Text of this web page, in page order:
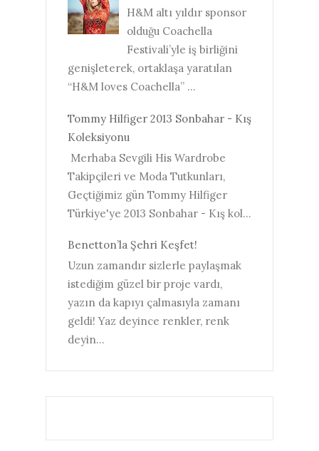
H&M altı yıldır sponsor
olduğu Coachella
Festivali’yle iş birliğini
genişleterek, ortaklaşa yaratılan
“H&M loves Coachella” ...
Tommy Hilfiger 2013 Sonbahar - Kış
Koleksiyonu
Merhaba Sevgili His Wardrobe
Takipçileri ve Moda Tutkunları,
Geçtiğimiz gün Tommy Hilfiger
Türkiye'ye 2013 Sonbahar - Kış kol...
Benetton’la Şehri Keşfet!
Uzun zamandır sizlerle paylaşmak
istediğim güzel bir proje vardı,
yazın da kapıyı çalmasıyla zamanı
geldi! Yaz deyince renkler, renk
deyin...